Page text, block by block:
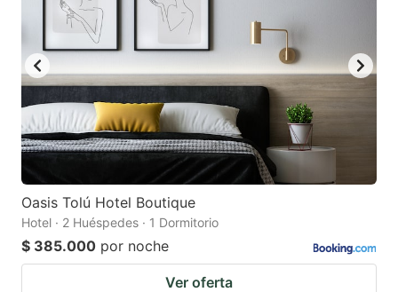
Oasis Tolú Hotel Boutique
Hotel · 2 Huéspedes · 1 Dormitorio
$ 385.000 por noche
Ver oferta